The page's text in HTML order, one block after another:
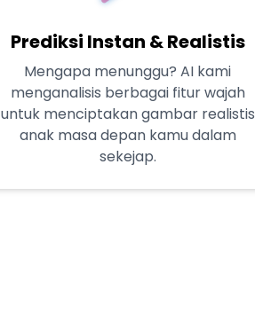
Prediksi Instan & Realistis
Mengapa menunggu? AI kami
menganalisis berbagai fitur wajah
untuk menciptakan gambar realistis
anak masa depan kamu dalam
sekejap.